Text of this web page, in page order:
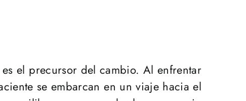
el precursor del cambio. Al enfrentar
se embarcan en un viaje hacia el